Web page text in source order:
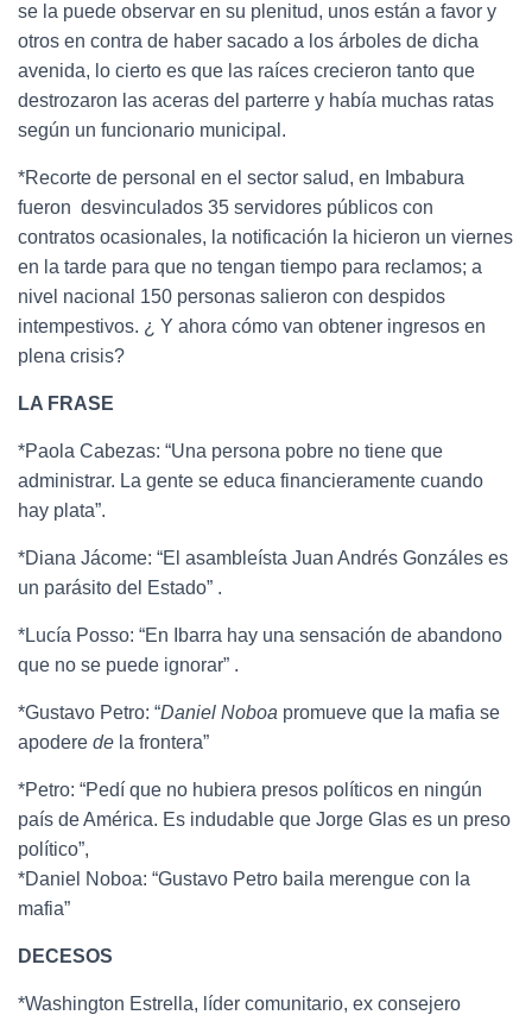
se la puede observar en su plenitud, unos están a favor y
otros en contra de haber sacado a los árboles de dicha
avenida, lo cierto es que las raíces crecieron tanto que
destrozaron las aceras del parterre y había muchas ratas
según un funcionario municipal.
*Recorte de personal en el sector salud, en Imbabura
fueron desvinculados 35 servidores públicos con
contratos ocasionales, la notificación la hicieron un viernes
en la tarde para que no tengan tiempo para reclamos; a
nivel nacional 150 personas salieron con despidos
intempestivos. ¿ Y ahora cómo van obtener ingresos en
plena crisis?
LA FRASE
*Paola Cabezas: “Una persona pobre no tiene que
administrar. La gente se educa financieramente cuando
hay plata”.
*Diana Jácome: “El asambleísta Juan Andrés Gonzáles es
un parásito del Estado” .
*Lucía Posso: “En Ibarra hay una sensación de abandono
que no se puede ignorar” .
*Gustavo Petro: “Daniel Noboa promueve que la mafia se
apodere de la frontera”
*Petro: “Pedí que no hubiera presos políticos en ningún
país de América. Es indudable que Jorge Glas es un preso
político”,
*Daniel Noboa: “Gustavo Petro baila merengue con la
mafia”
DECESOS
*Washington Estrella, líder comunitario, ex consejero